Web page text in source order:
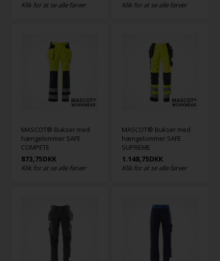
Klik for at se alle farver Klik for at se alle farver
MASCOT® Bukser med
hængelommer SAFE
COMPETE
873,75DKK
Klik for at se alle farver
MASCOT® Bukser med
hængelommer SAFE
SUPREME
1.148,75DKK
Klik for at se alle farver